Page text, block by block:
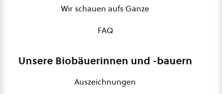
Wir schauen aufs Ganze
FAQ
Unsere Biobäuerinnen und -bauern
Auszeichnungen